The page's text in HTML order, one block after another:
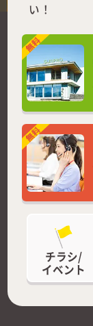
い！
チラシ/
イベント